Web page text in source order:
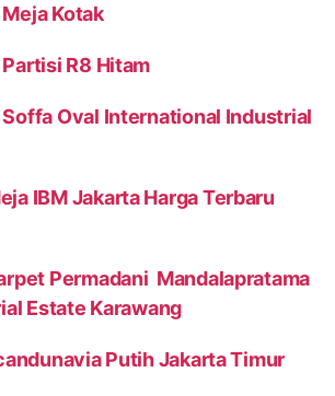
Kotak
R8 Hitam
Soffa Oval International Industrial
IBM Jakarta Harga Terbaru
Permadani Mandalapratama
Estate Karawang
Putih Jakarta Timur